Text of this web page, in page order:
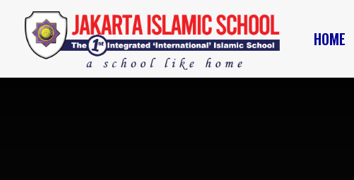
HOME